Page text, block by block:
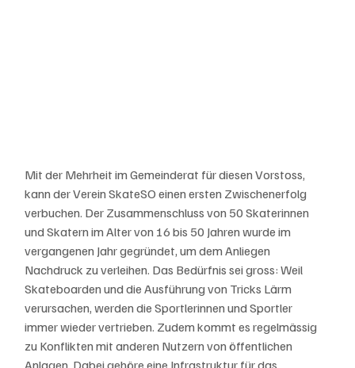
Mit der Mehrheit im Gemeinderat für diesen Vorstoss,
kann der Verein SkateSO einen ersten Zwischenerfolg
verbuchen. Der Zusammenschluss von 50 Skaterinnen
und Skatern im Alter von 16 bis 50 Jahren wurde im
vergangenen Jahr gegründet, um dem Anliegen
Nachdruck zu verleihen. Das Bedürfnis sei gross: Weil
Skateboarden und die Ausführung von Tricks Lärm
verursachen, werden die Sportlerinnen und Sportler
immer wieder vertrieben. Zudem kommt es regelmässig
zu Konflikten mit anderen Nutzern von öffentlichen
Anlagen. Dabei gehöre eine Infrastruktur für das